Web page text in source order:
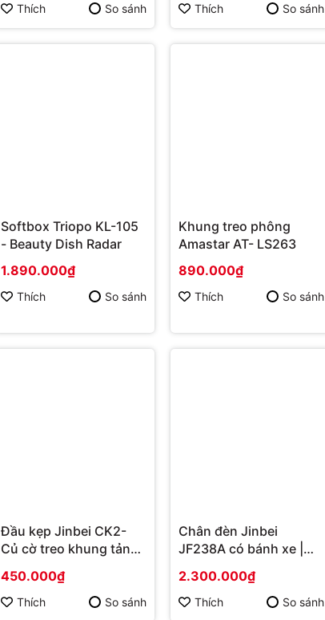
Thích So sánh Thích So sánh
Softbox Triopo KL-105
- Beauty Dish Radar
1.890.000₫
Thích So sánh
Khung treo phông
Amastar AT- LS263
890.000₫
Thích So sánh
Đầu kẹp Jinbei CK2-
Củ cờ treo khung tản
450.000₫
Thích So sánh
Chân đèn Jinbei
JF238A có bánh xe |
2.300.000₫
Thích So sánh